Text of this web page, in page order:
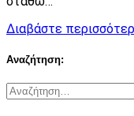
Διαβάστε
Αναζήτηση:
Αναζήτηση
για: